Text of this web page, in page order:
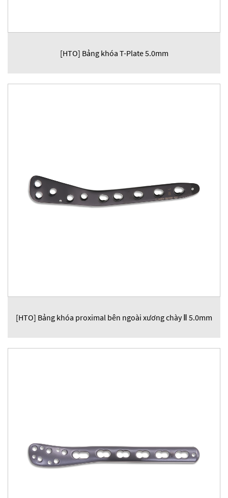
[HTO] Bảng khóa T-Plate 5.0mm
[HTO] Bảng khóa proximal bên ngoài xương chày Ⅱ 5.0mm